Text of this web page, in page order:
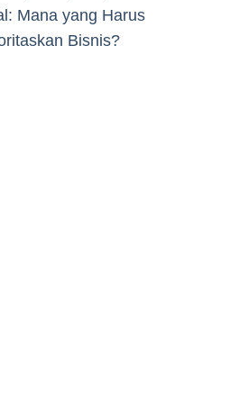
Mana yang Harus
Bisnis?